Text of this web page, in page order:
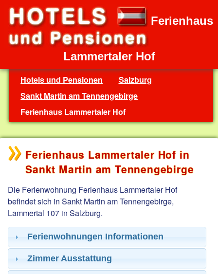
Ferienhaus
Lammertaler Hof
Hotels und Pensionen
Salzburg
Sankt Martin am Tennengebirge
Ferienhaus Lammertaler Hof
Ferienhaus Lammertaler Hof in
Sankt Martin am Tennengebirge
Die Ferienwohnung Ferienhaus Lammertaler Hof
befindet sich in Sankt Martin am Tennengebirge,
Lammertal 107 in Salzburg.
Ferienwohnungen Informationen
Zimmer Ausstattung